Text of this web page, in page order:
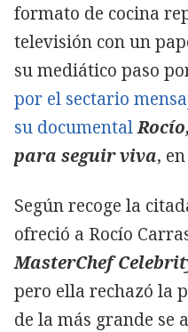
formato de cocina
televisión con un
su mediático paso
por el sectario
su documental
para seguir viva,
Según recoge la
ofreció a Rocío
MasterChef
pero ella rechazó la
de la más grande se